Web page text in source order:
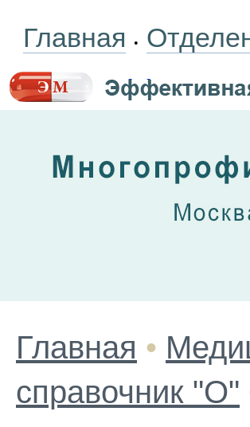
Главная •
Главная •
справочник "О"